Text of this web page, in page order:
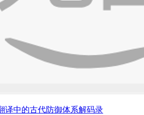
译中的古代防御体系解码录